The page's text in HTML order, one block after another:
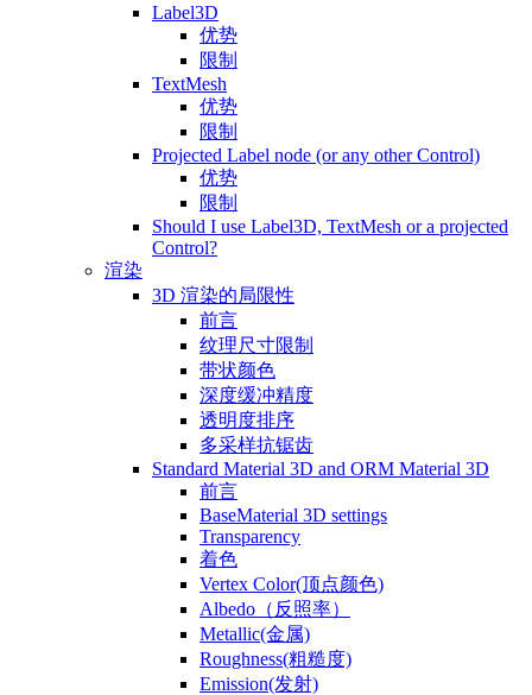
Label3D
优势
限制
TextMesh
优势
限制
Projected Label node (or any other Control)
优势
限制
Should I use Label3D, TextMesh or a projected
Control?
渲染
3D 渲染的局限性
前言
纹理尺寸限制
带状颜色
深度缓冲精度
透明度排序
多采样抗锯齿
Standard Material 3D and ORM Material 3D
前言
BaseMaterial 3D settings
Transparency
着色
Vertex Color(顶点颜色)
Albedo（反照率）
Metallic(金属)
Roughness(粗糙度)
Emission(发射)